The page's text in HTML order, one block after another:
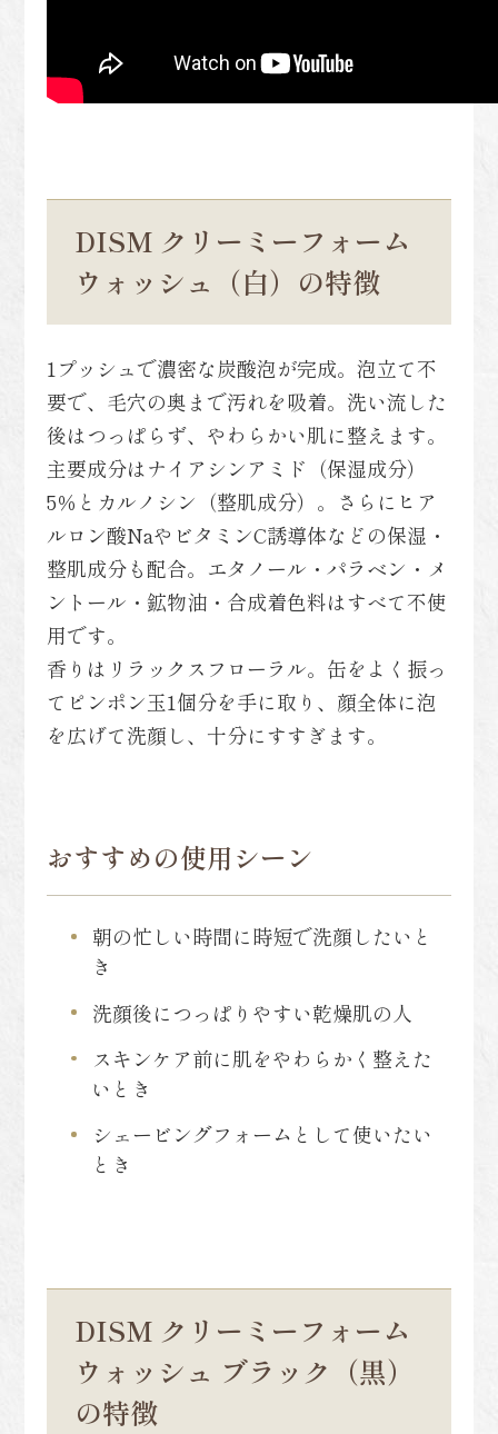
DISM クリーミーフォーム
ウォッシュ（白）の特徴
1プッシュで濃密な炭酸泡が完成。泡立て不
要で、毛穴の奥まで汚れを吸着。洗い流した
後はつっぱらず、やわらかい肌に整えます。
主要成分はナイアシンアミド（保湿成分）
5％とカルノシン（整肌成分）。さらにヒア
ルロン酸NaやビタミンC誘導体などの保湿・
整肌成分も配合。エタノール・パラベン・メ
ントール・鉱物油・合成着色料はすべて不使
用です。
香りはリラックスフローラル。缶をよく振っ
てピンポン玉1個分を手に取り、顔全体に泡
を広げて洗顔し、十分にすすぎます。
おすすめの使用シーン
朝の忙しい時間に時短で洗顔したいと
き
洗顔後につっぱりやすい乾燥肌の人
スキンケア前に肌をやわらかく整えた
いとき
シェービングフォームとして使いたい
とき
DISM クリーミーフォーム
ウォッシュ ブラック（黒）
の特徴